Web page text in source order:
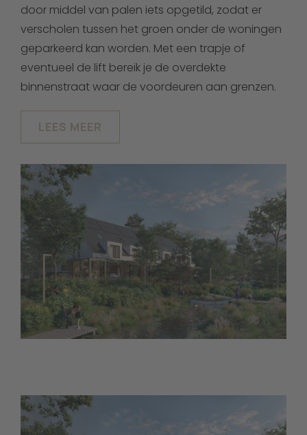
door middel van palen iets opgetild, zodat er
verscholen tussen het groen onder de woningen
geparkeerd kan worden. Met een trapje of
eventueel de lift bereik je de overdekte
binnenstraat waar de voordeuren aan grenzen.
LEES MEER
Concept sfeerbeeld